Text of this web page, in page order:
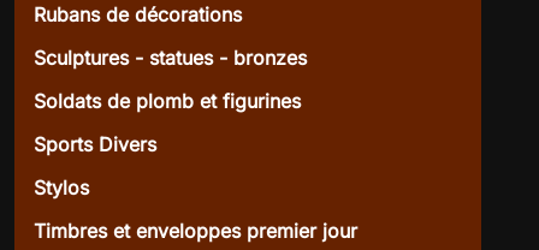
Rubans de décorations
Sculptures - statues - bronzes
Soldats de plomb et figurines
Sports Divers
Stylos
Timbres et enveloppes premier jour